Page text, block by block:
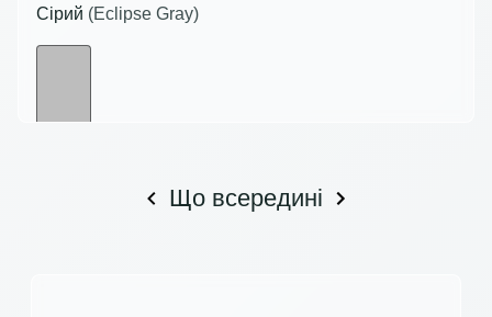
Сірий (Eclipse Gray)
Що всередині